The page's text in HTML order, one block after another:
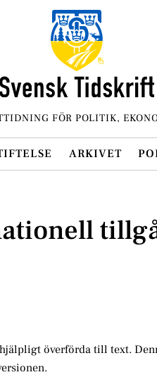
FÖR POLITIK,
ARKIVET
överförda till text.